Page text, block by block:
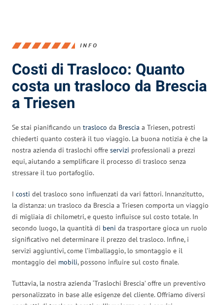
INFO
Costi di Trasloco: Quanto
costa un trasloco da Brescia
a Triesen
Se stai pianificando un trasloco da Brescia a Triesen, potresti
chiederti quanto costerà il tuo viaggio. La buona notizia è che la
nostra azienda di traslochi offre servizi professionali a prezzi
equi, aiutando a semplificare il processo di trasloco senza
stressare il tuo portafoglio.
I costi del trasloco sono influenzati da vari fattori. Innanzitutto,
la distanza: un trasloco da Brescia a Triesen comporta un viaggio
di migliaia di chilometri, e questo influisce sul costo totale. In
secondo luogo, la quantità di beni da trasportare gioca un ruolo
significativo nel determinare il prezzo del trasloco. Infine, i
servizi aggiuntivi, come l’imballaggio, lo smontaggio e il
montaggio dei mobili, possono influire sul costo finale.
Tuttavia, la nostra azienda ‘Traslochi Brescia’ offre un preventivo
personalizzato in base alle esigenze del cliente. Offriamo diversi